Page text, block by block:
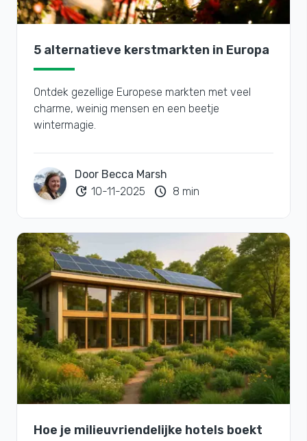
5 alternatieve kerstmarkten in Europa
Ontdek gezellige Europese markten met veel
charme, weinig mensen en een beetje
wintermagie.
Door Becca Marsh
update 10-11-2025 schedule 8 min
Hoe je milieuvriendelijke hotels boekt